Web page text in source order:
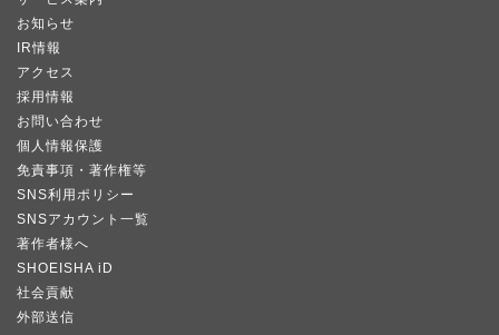
お知らせ
IR情報
アクセス
採用情報
お問い合わせ
個人情報保護
免責事項・著作権等
SNS利用ポリシー
SNSアカウント一覧
著作者様へ
SHOEISHA iD
社会貢献
外部送信